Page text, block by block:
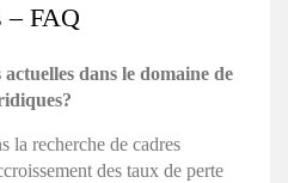
– FAQ
dans le domaine de
?
la recherche de cadres
des taux de perte